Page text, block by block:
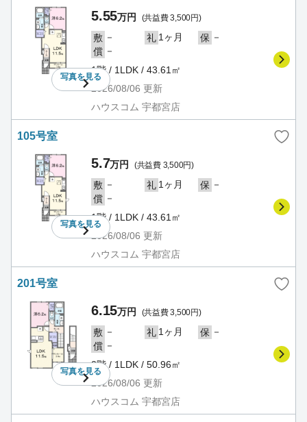
写真を見る
5.55万円 (共益費 3,500円)
敷 － 礼 1ヶ月 保 －
償 －
1階 / 1LDK / 43.61㎡
2026/08/06 更新
ハウスコム 宇都宮店
105号室
写真を見る
5.7万円 (共益費 3,500円)
敷 － 礼 1ヶ月 保 －
償 －
1階 / 1LDK / 43.61㎡
2026/08/06 更新
ハウスコム 宇都宮店
201号室
写真を見る
6.15万円 (共益費 3,500円)
敷 － 礼 1ヶ月 保 －
償 －
2階 / 1LDK / 50.96㎡
2026/08/06 更新
ハウスコム 宇都宮店